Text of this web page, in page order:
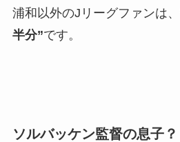
浦和以外のJリーグファンは、
半分”です。
ソルバッケン監督の息子？